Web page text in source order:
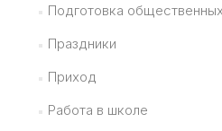
Подготовка
Праздники
Приход
Работа в школе